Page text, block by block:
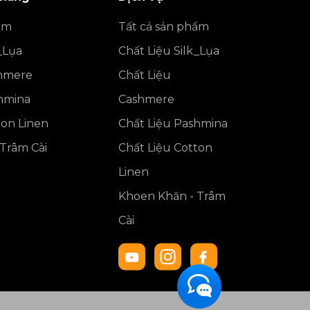
Linen
Cài
Tất cả sản phẩm
Chất Liệu Silk_Lụa
Chất Liệu
Cashmere
Chất Liệu Pashmina
Chất Liệu Cotton
Linen
Khoen Khăn - Trâm
Cài